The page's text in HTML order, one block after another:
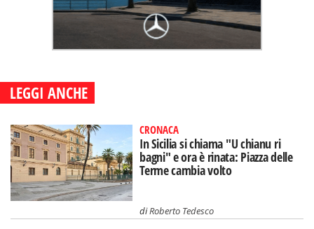
LEGGI ANCHE
CRONACA
In Sicilia si chiama "U chianu ri
bagni" e ora è rinata: Piazza delle
Terme cambia volto
diRoberto Tedesco